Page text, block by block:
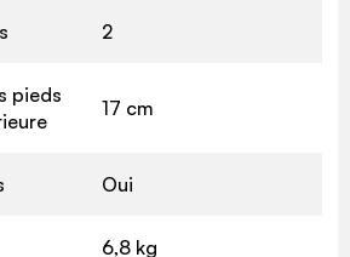
2
pieds
17 cm
Oui
6,8 kg